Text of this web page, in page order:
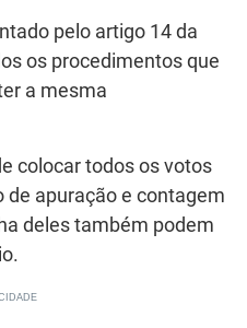
pelo artigo 14 da
os procedimentos que
a mesma
colocar todos os votos
de apuração e contagem
deles também podem